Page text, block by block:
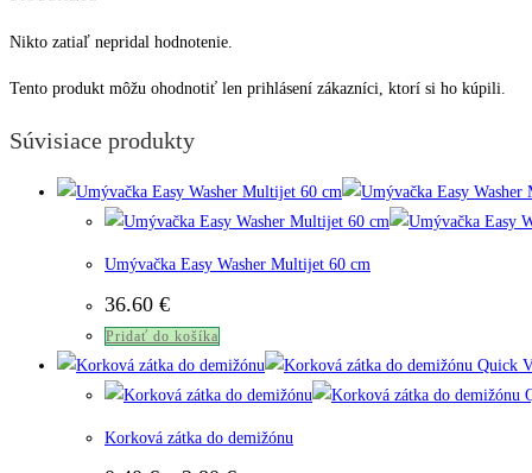
Nikto zatiaľ nepridal hodnotenie.
Tento produkt môžu ohodnotiť len prihlásení zákazníci, ktorí si ho kúpili.
Súvisiace produkty
Umývačka Easy Washer Multijet 60 cm
36.60 €
Pridať do košíka
Quick
Korková zátka do demižónu